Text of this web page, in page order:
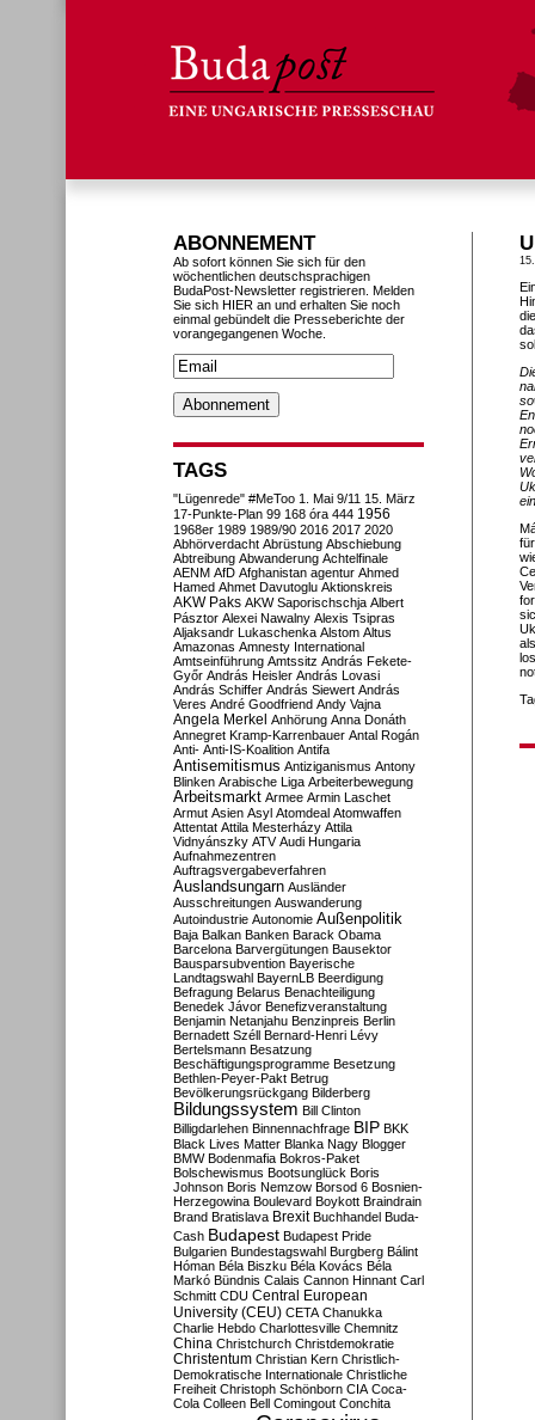
ABONNEMENT
Ab sofort können Sie sich für den
wöchentlichen deutschsprachigen
BudaPost-Newsletter registrieren. Melden
Sie sich HIER an und erhalten Sie noch
einmal gebündelt die Presseberichte der
vorangegangenen Woche.
TAGS
"Lügenrede" #MeToo 1. Mai 9/11 15. März
17-Punkte-Plan 99 168 óra 444 1956
1968er 1989 1989/90 2016 2017 2020
Abhörverdacht Abrüstung Abschiebung
Abtreibung Abwanderung Achtelfinale
AENM AfD Afghanistan agentur Ahmed
Hamed Ahmet Davutoglu Aktionskreis
AKW Paks AKW Saporischschja Albert
Pásztor Alexei Nawalny Alexis Tsipras
Aljaksandr Lukaschenka Alstom Altus
Amazonas Amnesty International
Amtseinführung Amtssitz András Fekete-
Győr András Heisler András Lovasi
András Schiffer András Siewert András
Veres André Goodfriend Andy Vajna
Angela Merkel Anhörung Anna Donáth
Annegret Kramp-Karrenbauer Antal Rogán
Anti- Anti-IS-Koalition Antifa
Antisemitismus Antiziganismus Antony
Blinken Arabische Liga Arbeiterbewegung
Arbeitsmarkt Armee Armin Laschet
Armut Asien Asyl Atomdeal Atomwaffen
Attentat Attila Mesterházy Attila
Vidnyánszky ATV Audi Hungaria
Aufnahmezentren
Auftragsvergabeverfahren
Auslandsungarn Ausländer
Ausschreitungen Auswanderung
Autoindustrie Autonomie Außenpolitik
Baja Balkan Banken Barack Obama
Barcelona Barvergütungen Bausektor
Bausparsubvention Bayerische
Landtagswahl BayernLB Beerdigung
Befragung Belarus Benachteiligung
Benedek Jávor Benefizveranstaltung
Benjamin Netanjahu Benzinpreis Berlin
Bernadett Széll Bernard-Henri Lévy
Bertelsmann Besatzung
Beschäftigungsprogramme Besetzung
Bethlen-Peyer-Pakt Betrug
Bevölkerungsrückgang Bilderberg
Bildungssystem Bill Clinton
Billigdarlehen Binnennachfrage BIP BKK
Black Lives Matter Blanka Nagy Blogger
BMW Bodenmafia Bokros-Paket
Bolschewismus Bootsunglück Boris
Johnson Boris Nemzow Borsod 6 Bosnien-
Herzegowina Boulevard Boykott Braindrain
Brand Bratislava Brexit Buchhandel Buda-
Cash Budapest Budapest Pride
Bulgarien Bundestagswahl Burgberg Bálint
Hóman Béla Biszku Béla Kovács Béla
Markó Bündnis Calais Cannon Hinnant Carl
Schmitt CDU Central European
University (CEU) CETA Chanukka
Charlie Hebdo Charlottesville Chemnitz
China Christchurch Christdemokratie
Christentum Christian Kern Christlich-
Demokratische Internationale Christliche
Freiheit Christoph Schönborn CIA Coca-
Cola Colleen Bell Comingout Conchita